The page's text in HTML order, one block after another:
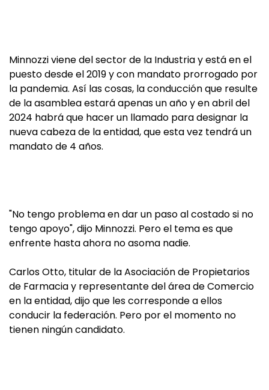
Minnozzi viene del sector de la Industria y está en el
puesto desde el 2019 y con mandato prorrogado por
la pandemia. Así las cosas, la conducción que resulte
de la asamblea estará apenas un año y en abril del
2024 habrá que hacer un llamado para designar la
nueva cabeza de la entidad, que esta vez tendrá un
mandato de 4 años.
"No tengo problema en dar un paso al costado si no
tengo apoyo", dijo Minnozzi. Pero el tema es que
enfrente hasta ahora no asoma nadie.
Carlos Otto, titular de la Asociación de Propietarios
de Farmacia y representante del área de Comercio
en la entidad, dijo que les corresponde a ellos
conducir la federación. Pero por el momento no
tienen ningún candidato.